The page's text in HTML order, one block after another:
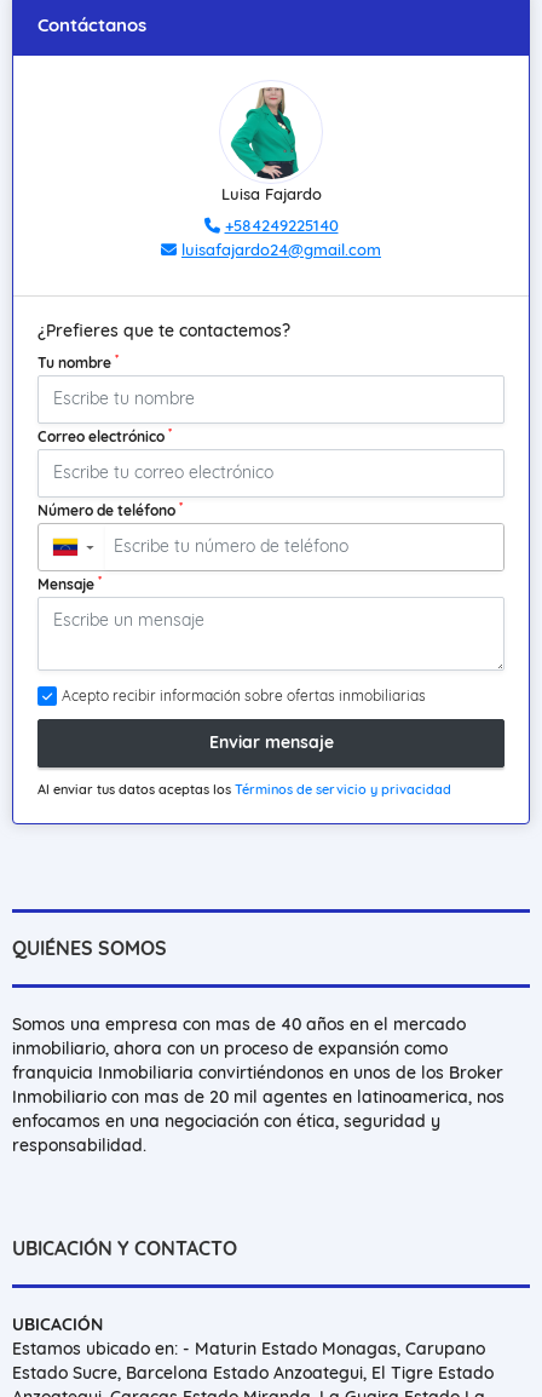
Contáctanos
Luisa Fajardo
+584249225140
luisafajardo24@gmail.com
¿Prefieres que te contactemos?
Tu nombre *
Correo electrónico *
Número de teléfono *
▼
Mensaje *
Acepto recibir información sobre ofertas inmobiliarias
Enviar mensaje
Al enviar tus datos aceptas los Términos de servicio y privacidad
QUIÉNES SOMOS
Somos una empresa con mas de 40 años en el mercado
inmobiliario, ahora con un proceso de expansión como
franquicia Inmobiliaria convirtiéndonos en unos de los Broker
Inmobiliario con mas de 20 mil agentes en latinoamerica, nos
enfocamos en una negociación con ética, seguridad y
responsabilidad.
UBICACIÓN Y CONTACTO
UBICACIÓN
Estamos ubicado en: - Maturin Estado Monagas, Carupano
Estado Sucre, Barcelona Estado Anzoategui, El Tigre Estado